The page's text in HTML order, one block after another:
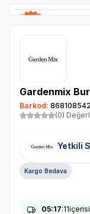
Gardenmix
Barkod:
(0)
Yetkili
Kargo Bedava
05:17:10